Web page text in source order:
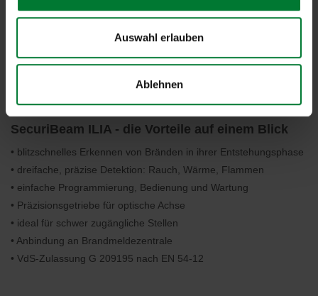
Auswahl erlauben
Ablehnen
SecuriBeam ILIA - die Vorteile auf einem Blick
• blitzschnelles Erkennen von Bränden in ihrer Entstehungsphase
• dreifache, präzise Detektion: Rauch, Wärme, Flammen
• einfache Programmierung, Bedienung und Wartung
• Präzisionsgetriebe für optische Achse
• ideal für schwer zugängliche Stellen
• Anbindung an Brandmeldezentrale
• VdS-Zulassung G 209195 nach EN 54-12